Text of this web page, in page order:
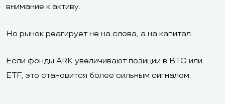
внимание к активу.
Но рынок реагирует не на слова, а на капитал.
Если фонды ARK увеличивают позиции в BTC или
ETF, это становится более сильным сигналом.